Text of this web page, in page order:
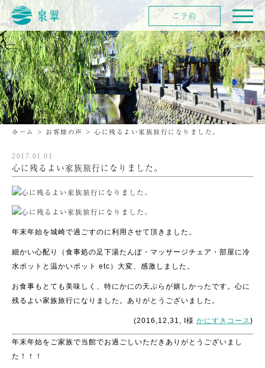
ホーム > お客様の声 > 心に残るよい家族旅行になりました。
2017.01.01
心に残るよい家族旅行になりました。
年末年始を城崎で過ごすのに利用させて頂きました。
細かい心配り（食事処の足下湯たんぽ・マッサージチェア・部屋に冷
水ポットと温かいポット etc）大変、感激しました。
お食事もとても美味しく、特にかにの天ぷらが嬉しかったです。心に
残るよい家族旅行になりました。ありがとうございました。
(2016,12,31, I様 かにすきコース )
年末年始をご家族で当館でお過ごしいただきありがとうございまし
た！！！
ご予約